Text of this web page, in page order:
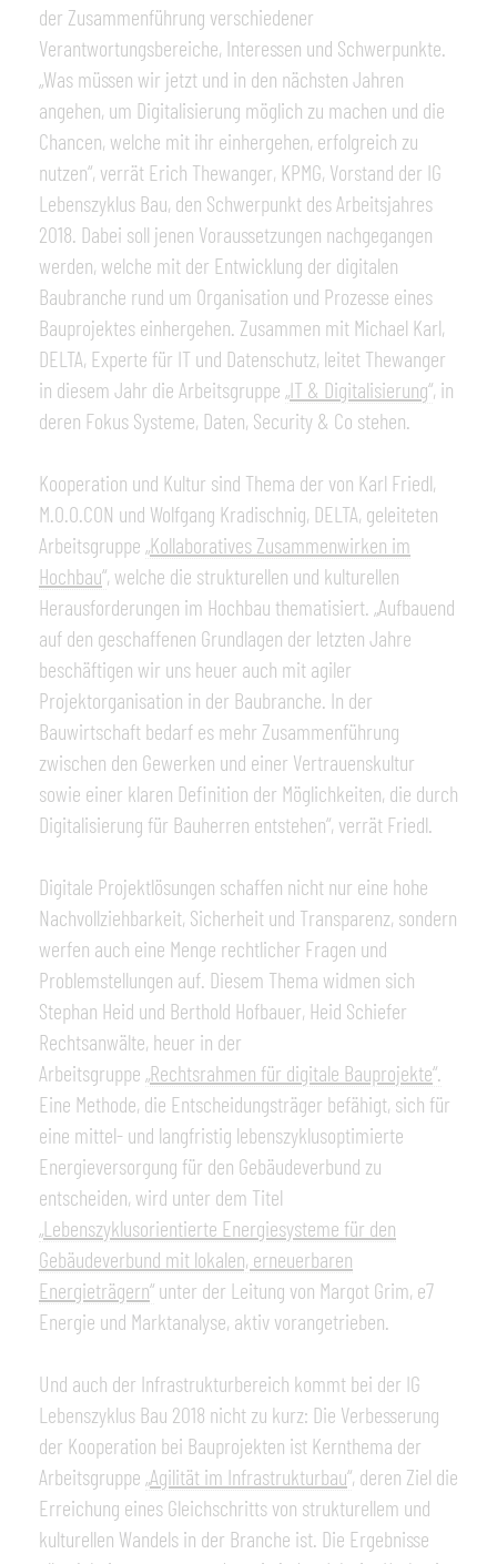
der Zusammenführung verschiedener
Verantwortungsbereiche, Interessen und Schwerpunkte.
„Was müssen wir jetzt und in den nächsten Jahren
angehen, um Digitalisierung möglich zu machen und die
Chancen, welche mit ihr einhergehen, erfolgreich zu
nutzen“, verrät Erich Thewanger, KPMG, Vorstand der IG
Lebenszyklus Bau, den Schwerpunkt des Arbeitsjahres
2018. Dabei soll jenen Voraussetzungen nachgegangen
werden, welche mit der Entwicklung der digitalen
Baubranche rund um Organisation und Prozesse eines
Bauprojektes einhergehen. Zusammen mit Michael Karl,
DELTA, Experte für IT und Datenschutz, leitet Thewanger
in diesem Jahr die Arbeitsgruppe „IT & Digitalisierung“, in
deren Fokus Systeme, Daten, Security & Co stehen.
Kooperation und Kultur sind Thema der von Karl Friedl,
M.O.O.CON und Wolfgang Kradischnig, DELTA, geleiteten
Arbeitsgruppe „Kollaboratives Zusammenwirken im
Hochbau“, welche die strukturellen und kulturellen
Herausforderungen im Hochbau thematisiert. „Aufbauend
auf den geschaffenen Grundlagen der letzten Jahre
beschäftigen wir uns heuer auch mit agiler
Projektorganisation in der Baubranche. In der
Bauwirtschaft bedarf es mehr Zusammenführung
zwischen den Gewerken und einer Vertrauenskultur
sowie einer klaren Definition der Möglichkeiten, die durch
Digitalisierung für Bauherren entstehen“, verrät Friedl.
Digitale Projektlösungen schaffen nicht nur eine hohe
Nachvollziehbarkeit, Sicherheit und Transparenz, sondern
werfen auch eine Menge rechtlicher Fragen und
Problemstellungen auf. Diesem Thema widmen sich
Stephan Heid und Berthold Hofbauer, Heid Schiefer
Rechtsanwälte, heuer in der
Arbeitsgruppe „Rechtsrahmen für digitale Bauprojekte“.
Eine Methode, die Entscheidungsträger befähigt, sich für
eine mittel- und langfristig lebenszyklusoptimierte
Energieversorgung für den Gebäudeverbund zu
entscheiden, wird unter dem Titel
„Lebenszyklusorientierte Energiesysteme für den
Gebäudeverbund mit lokalen, erneuerbaren
Energieträgern“ unter der Leitung von Margot Grim, e7
Energie und Marktanalyse, aktiv vorangetrieben.
Und auch der Infrastrukturbereich kommt bei der IG
Lebenszyklus Bau 2018 nicht zu kurz: Die Verbesserung
der Kooperation bei Bauprojekten ist Kernthema der
Arbeitsgruppe „Agilität im Infrastrukturbau“, deren Ziel die
Erreichung eines Gleichschritts von strukturellem und
kulturellen Wandels in der Branche ist. Die Ergebnisse